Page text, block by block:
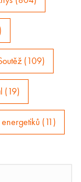
(109)
(19)
(11)